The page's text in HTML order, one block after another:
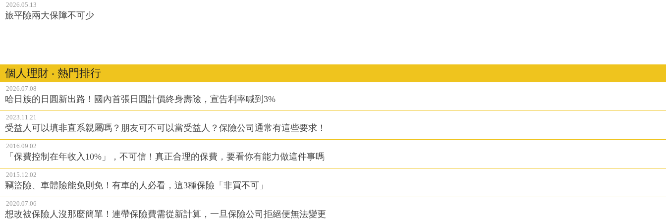
2026.05.13
旅平險兩大保障不可少
個人理財 ‧ 熱門排行
2026.07.08
哈日族的日圓新出路！國內首張日圓計價終身壽險，宣告利率喊到3%
2023.11.21
受益人可以填非直系親屬嗎？朋友可不可以當受益人？保險公司通常有這些要求！
2016.09.02
「保費控制在年收入10%」，不可信！真正合理的保費，要看你有能力做這件事嗎
2015.12.02
竊盜險、車體險能免則免！有車的人必看，這3種保險「非買不可」
2020.07.06
想改被保險人沒那麼簡單！連帶保險費需從新計算，一旦保險公司拒絕便無法變更